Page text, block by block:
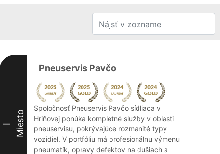
I Miesto
Pneuservis Pavčo
Spoločnosť Pneuservis Pavčo sídliaca v
Hriňovej ponúka kompletné služby v oblasti
pneuservisu, pokrývajúce rozmanité typy
vozidiel. V portfóliu má profesionálnu výmenu
pneumatík, opravy defektov na dušiach a